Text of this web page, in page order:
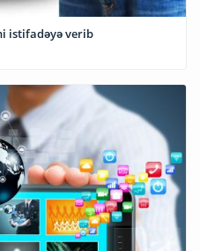
istifadəyə verib